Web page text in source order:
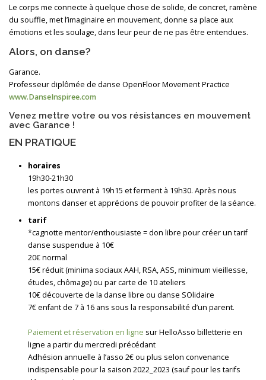
Le corps me connecte à quelque chose de solide, de concret, ramène
du souffle, met l’imaginaire en mouvement, donne sa place aux
émotions et les soulage, dans leur peur de ne pas être entendues.
Alors, on danse?
Garance.
Professeur diplômée de danse OpenFloor Movement Practice
www.DanseInspiree.com
Venez mettre votre ou vos résistances en mouvement
avec Garance !
EN PRATIQUE
horaires
19h30-21h30
les portes ouvrent à 19h15 et ferment à 19h30. Après nous
montons danser et apprécions de pouvoir profiter de la séance.
tarif
*cagnotte mentor/enthousiaste = don libre pour créer un tarif
danse suspendue à 10€
20€ normal
15€ réduit (minima sociaux AAH, RSA, ASS, minimum vieillesse,
études, chômage) ou par carte de 10 ateliers
10€ découverte de la danse libre ou danse SOlidaire
7€ enfant de 7 à 16 ans sous la responsabilité d’un parent.
Paiement et réservation en ligne sur HelloAsso billetterie en
ligne a partir du mercredi précédant
Adhésion annuelle à l’asso 2€ ou plus selon convenance
indispensable pour la saison 2022_2023 (sauf pour les tarifs